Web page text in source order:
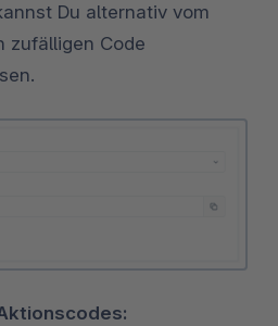
Du alternativ vom
zufälligen Code